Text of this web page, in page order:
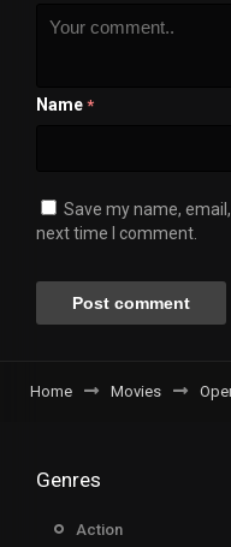
Name *
Save my name,
next time I comment.
Home Movies
Genres
Action